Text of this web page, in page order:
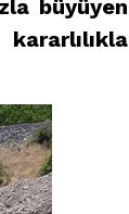
büyüyen